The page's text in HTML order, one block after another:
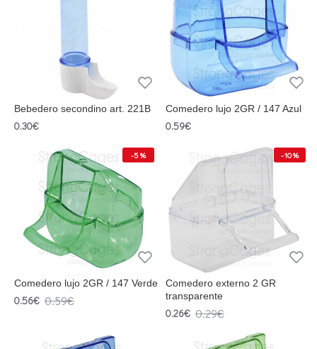
Bebedero secondino art. 221B
0.30€
Comedero lujo 2GR / 147 Azul
0.59€
-5 %
Comedero lujo 2GR / 147 Verde
0.56€ 0.59€
-10 %
Comedero externo 2 GR
transparente
0.26€ 0.29€